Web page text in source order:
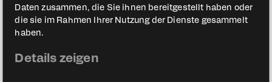
Daten zusammen, die Sie ihnen bereitgestellt haben oder
die sie im Rahmen Ihrer Nutzung der Dienste gesammelt
haben.
Details zeigen